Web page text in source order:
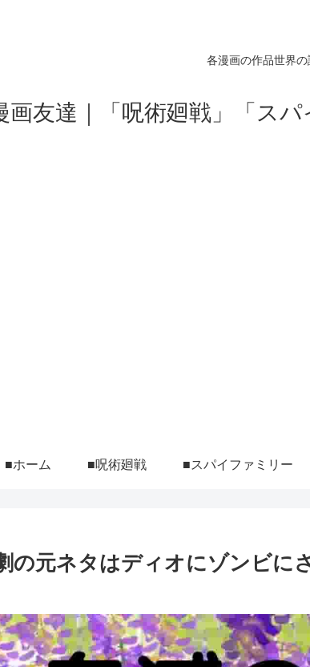
各漫画の作品世界
画友達｜「呪術廻戦」「ス
■ホーム ■呪術廻戦 ■スパイファミリー
の元ネタはディオにゾンビに